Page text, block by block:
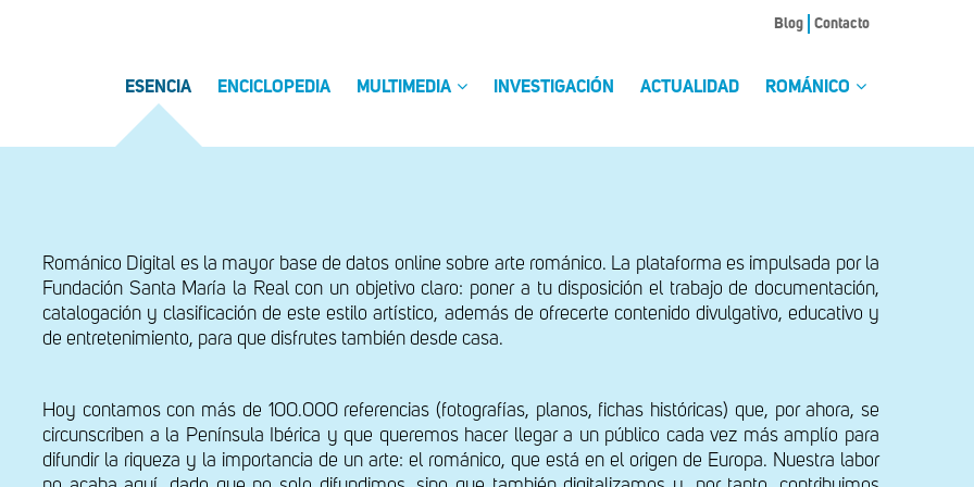
Blog Contacto
ESENCIA ENCICLOPEDIA MULTIMEDIA INVESTIGACIÓN ACTUALIDAD ROMÁNICO
Románico Digital es la mayor base de datos online sobre arte románico. La plataforma es impulsada por la
Fundación Santa María la Real con un objetivo claro: poner a tu disposición el trabajo de documentación,
catalogación y clasificación de este estilo artístico, además de ofrecerte contenido divulgativo, educativo y
de entretenimiento, para que disfrutes también desde casa.
Hoy contamos con más de 100.000 referencias (fotografías, planos, fichas históricas) que, por ahora, se
circunscriben a la Península Ibérica y que queremos hacer llegar a un público cada vez más amplío para
difundir la riqueza y la importancia de un arte: el románico, que está en el origen de Europa. Nuestra labor